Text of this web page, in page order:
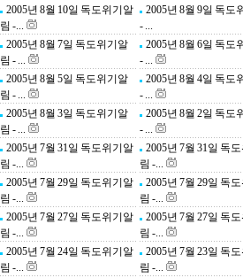
2005년 8월 10일 독도위기알
림 -...
2005년 8월 9일 독도
- ...
2005년 8월 7일 독도위기알
림 - ...
2005년 8월 6일 독도
- ...
2005년 8월 5일 독도위기알
림 - ...
2005년 8월 4일 독도
- ...
2005년 8월 3일 독도위기알
림 - ...
2005년 8월 2일 독도
- ...
2005년 7월 31일 독도위기알
림 -...
2005년 7월 31일 독
림 -...
2005년 7월 29일 독도위기알
림 -...
2005년 7월 29일 독
림 -...
2005년 7월 27일 독도위기알
림 -...
2005년 7월 27일 독
림 -...
2005년 7월 24일 독도위기알
림 -...
2005년 7월 23일 독
림 -...